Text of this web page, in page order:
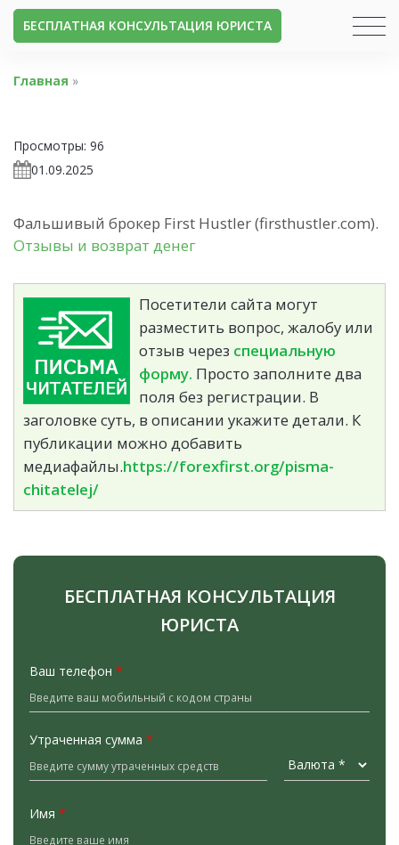
БЕСПЛАТНАЯ КОНСУЛЬТАЦИЯ ЮРИСТА
Главная »
Просмотры: 96
01.09.2025
Фальшивый брокер First Hustler (firsthustler.com).
Отзывы и возврат денег
Посетители сайта могут
разместить вопрос, жалобу или
отзыв через специальную
форму. Просто заполните два
поля без регистрации. В
заголовке суть, в описании укажите детали. К
публикации можно добавить
медиафайлы.https://forexfirst.org/pisma-
chitatelej/
БЕСПЛАТНАЯ КОНСУЛЬТАЦИЯ
ЮРИСТА
Ваш телефон *
Утраченная сумма *
Имя *